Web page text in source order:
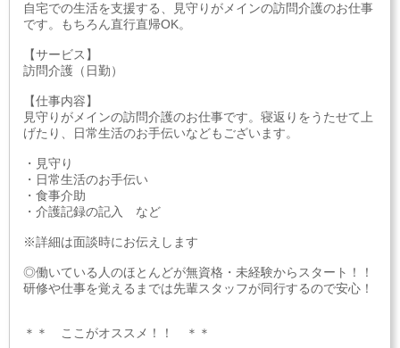
自宅での生活を支援する、見守りがメインの訪問介護のお仕事
です。もちろん直行直帰OK。
【サービス】
訪問介護（日勤）
【仕事内容】
見守りがメインの訪問介護のお仕事です。寝返りをうたせて上
げたり、日常生活のお手伝いなどもございます。
・見守り
・日常生活のお手伝い
・食事介助
・介護記録の記入 など
※詳細は面談時にお伝えします
◎働いている人のほとんどが無資格・未経験からスタート！！
研修や仕事を覚えるまでは先輩スタッフが同行するので安心！
＊＊ ここがオススメ！！ ＊＊